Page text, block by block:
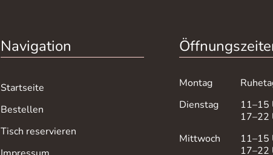
Navigation
Startseite
Bestellen
Tisch reservieren
Montag
Dienstag
11–15
17–22
Mittwoch
11–15
17–22